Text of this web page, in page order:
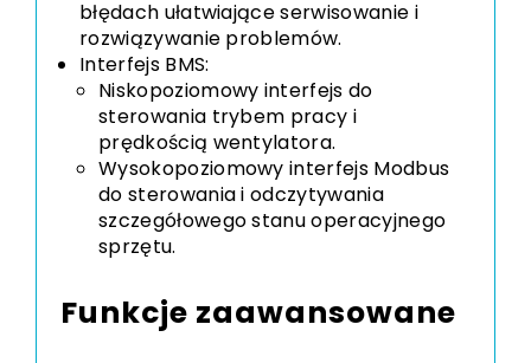
błędach ułatwiające serwisowanie i
rozwiązywanie problemów.
Interfejs BMS:
Niskopoziomowy interfejs do
sterowania trybem pracy i
prędkością wentylatora.
Wysokopoziomowy interfejs Modbus
do sterowania i odczytywania
szczegółowego stanu operacyjnego
sprzętu.
Funkcje zaawansowane